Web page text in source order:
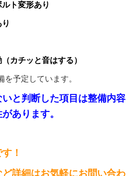
ト変形あり
カチッと音はする）
を予定しています。
と判断した項目は整備内容
あります。
！
詳細はお気軽にお問い合わ